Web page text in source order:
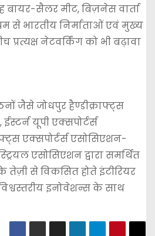
बायर-सैलर मीट, बिज़नेस वार्ता
से भारतीय निर्माताओं एवं मुख्य
प्रत्यक्ष नेटवर्किंग को भी बढ़ावा
जैसे जोधपुर हैण्डीक्राफ्ट्स
यूपी एक्सपोर्टर्स
एक्सपोर्टर्स एसोसिएशन-
एसोसिएशन द्वारा समर्थित
तेज़ी से विकसित होते इंटीरियर
इनोवेशन्स के साथ